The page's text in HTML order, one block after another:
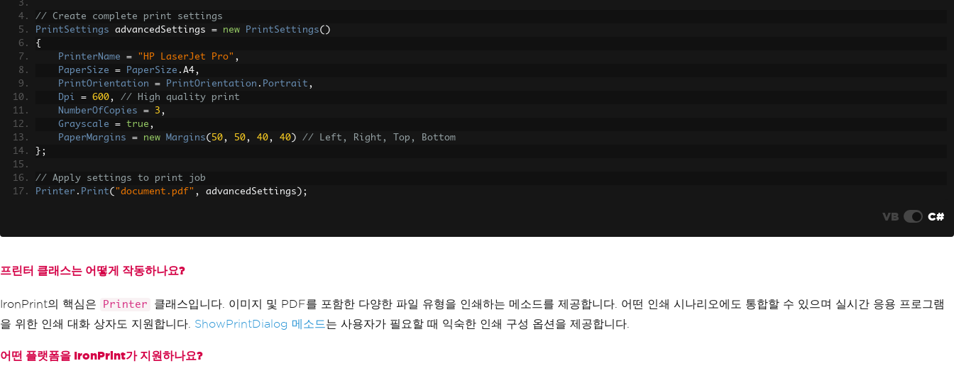
// Create complete print settings
PrintSettings advancedSettings = new PrintSettings()
{
PrinterName
= "HP LaserJet Pro" ,
PaperSize
= PaperSize . A4,
PrintOrientation
= PrintOrientation . Portrait ,
Dpi
= 600,
// High quality print
NumberOfCopies
= 3 ,
Grayscale
= true ,
PaperMargins
= new Margins( 50, 50, 40, 40 )
// Left, Right, Top, Bottom
};
// Apply settings to print job
Printer . Print( "document.pdf" , advancedSettings );
VB C#
프린터 클래스는 어떻게 작동하나요?
IronPrint의 핵심은 Printer
클래스입니다. 이미지 및 PDF를 포함한 다양한 파일 유형을 인쇄하는 메소드를 제공합니다. 어떤 인쇄 시나리오에도 통합할 수 있으며 실시간 응용 프로그램
을 위한 인쇄 대화 상자도 지원합니다. ShowPrintDialog 메소드는 사용자가 필요할 때 익숙한 인쇄 구성 옵션을 제공합니다.
어떤 플랫폼을 IronPrint가 지원하나요?